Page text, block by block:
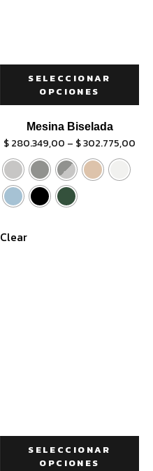
SELECCIONAR
OPCIONES
Mesina Biselada
$280.349,00 – $302.775,00
Clear
SELECCIONAR
OPCIONES